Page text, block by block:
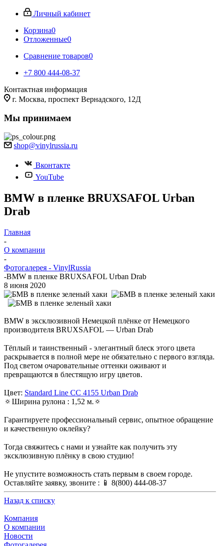
Личный кабинет
Корзина0
Отложенные0
Сравнение товаров0
+7 800 444-08-37
Контактная информация
г. Москва, проспект Вернадского, 12Д
Мы принимаем
shop@vinylrussia.ru
Вконтакте
YouTube
BMW в пленке BRUXSAFOL Urban
Drab
Главная
-
О компании
-
Фотогалерея - VinylRussia
-BMW в пленке BRUXSAFOL Urban Drab
8 июня 2020
BMW в эксклюзивной Немецкой плёнке от Немецкого
производителя BRUXSAFOL — Urban Drab
Тёплый и таинственный - элегантный блеск этого цвета
раскрывается в полной мере не обязательно с первого взгляда.
Под светом очаровательные оттенки оживают и
превращаются в блестящую игру цветов.
Цвет: Standard Line CC 4155 Urban Drab
🔅Ширина рулона : 1,52 м.🔅
Гарантируете профессиональный сервис, опытное обращение
и качественную оклейку?
Тогда свяжитесь с нами и узнайте как получить эту
эксклюзивную плёнку в свою студию!
Не упустите возможность стать первым в своем городе.
Оставляйте заявку, звоните : 📱 8(800) 444-08-37
Назад к списку
Компания
О компании
Новости